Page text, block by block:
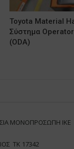
Toyota Material
Σύστημα
(ODA)
ΜΟΝΟΠΡΟΣΩΠΗ ΙΚΕ
ΤΚ 17342